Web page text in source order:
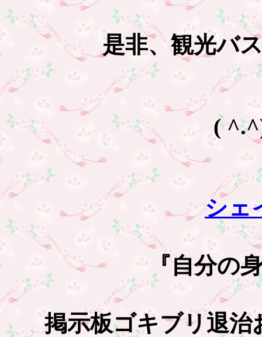
是非、観光バ
(
シェ
『自分の
掲示板ゴキブリ退治